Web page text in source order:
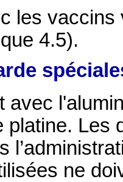
les
4.5).
avec
platine. Les
ne